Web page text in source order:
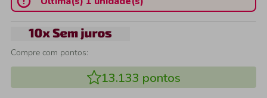
Compre com pontos:
13.133 pontos